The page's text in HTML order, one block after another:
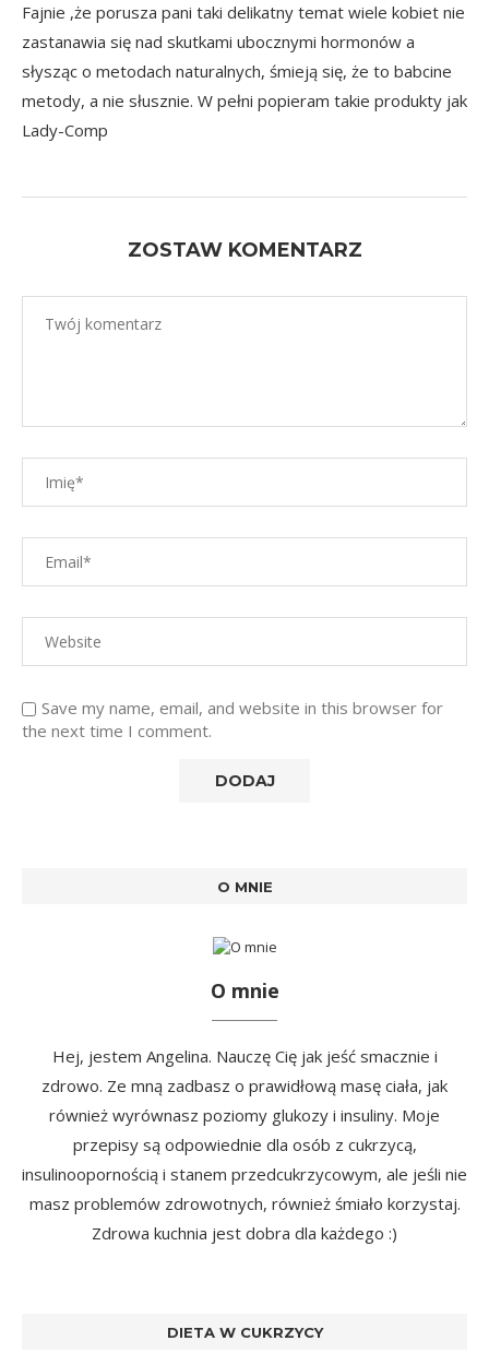
Fajnie ,że porusza pani taki delikatny temat wiele kobiet nie
zastanawia się nad skutkami ubocznymi hormonów a
słysząc o metodach naturalnych, śmieją się, że to babcine
metody, a nie słusznie. W pełni popieram takie produkty jak
Lady-Comp
ZOSTAW KOMENTARZ
Save my name, email, and website in this browser for
the next time I comment.
O MNIE
O mnie
Hej, jestem Angelina. Nauczę Cię jak jeść smacznie i
zdrowo. Ze mną zadbasz o prawidłową masę ciała, jak
również wyrównasz poziomy glukozy i insuliny. Moje
przepisy są odpowiednie dla osób z cukrzycą,
insulinoopornością i stanem przedcukrzycowym, ale jeśli nie
masz problemów zdrowotnych, również śmiało korzystaj.
Zdrowa kuchnia jest dobra dla każdego :)
DIETA W CUKRZYCY